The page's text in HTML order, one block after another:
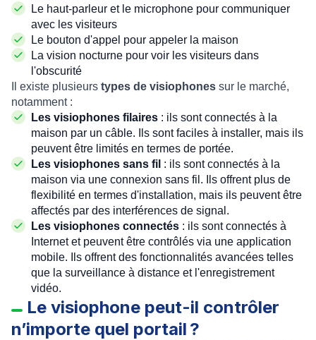
Le haut-parleur et le microphone pour communiquer
avec les visiteurs
Le bouton d'appel pour appeler la maison
La vision nocturne pour voir les visiteurs dans
l'obscurité
Il existe plusieurs types de visiophones sur le marché,
notamment :
Les visiophones filaires : ils sont connectés à la
maison par un câble. Ils sont faciles à installer, mais ils
peuvent être limités en termes de portée.
Les visiophones sans fil : ils sont connectés à la
maison via une connexion sans fil. Ils offrent plus de
flexibilité en termes d'installation, mais ils peuvent être
affectés par des interférences de signal.
Les visiophones connectés : ils sont connectés à
Internet et peuvent être contrôlés via une application
mobile. Ils offrent des fonctionnalités avancées telles
que la surveillance à distance et l'enregistrement
vidéo.
Le visiophone peut-il contrôler
n’importe quel portail ?